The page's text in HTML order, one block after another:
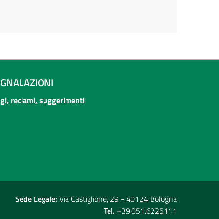
reclami, suggerimenti
Sede Legale: Via Castiglione, 29 - 40124 Bologna
Tel. +39.051.6225111